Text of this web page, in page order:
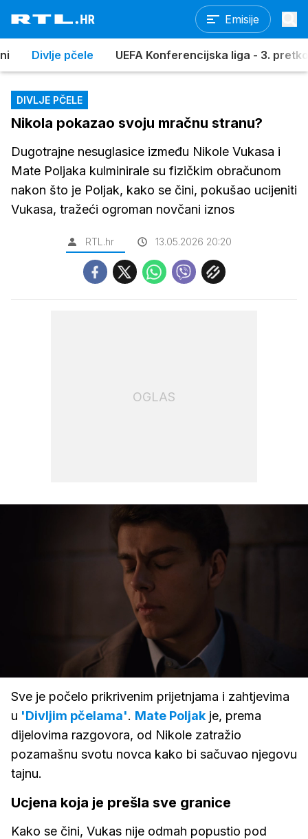
Emisije
Divlje pčele UEFA Konferencijska liga - 3.
DIVLJE PČELE
Nikola pokazao svoju mračnu stranu?
Dugotrajne nesuglasice između Nikole Vukasa i
Mate Poljaka kulminirale su fizičkim obračunom
nakon što je Poljak, kako se čini, pokušao ucijeniti
Vukasa, tražeći ogroman novčani iznos
RTL.hr 13.05.2026 20:20
OGLAS
zvuk
Loaded
100.00%
Sve je počelo prikrivenim prijetnjama i zahtjevima
u 'Divljim pčelama'. Mate Poljak je, prema
dijelovima razgovora, od Nikole zatražio
pozamašnu svotu novca kako bi sačuvao njegovu
tajnu.
Ucjena koja je prešla sve granice
Kako se čini, Vukas nije odmah popustio pod